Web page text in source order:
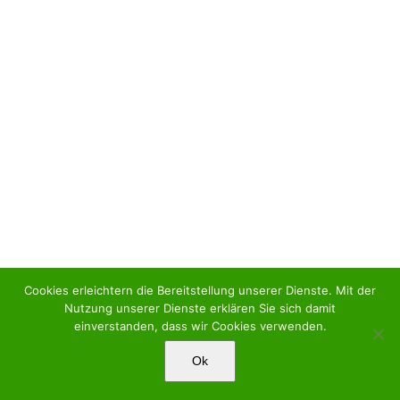
Cookies erleichtern die Bereitstellung unserer Dienste. Mit der
Nutzung unserer Dienste erklären Sie sich damit
einverstanden, dass wir Cookies verwenden.
Ok